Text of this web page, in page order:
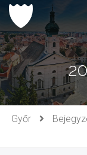
Ugrás
tartalomhoz
Győr